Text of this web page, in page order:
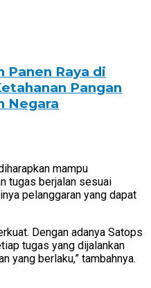
Panen Raya di
Pangan
Negara
mampu
tugas berjalan sesuai
pelanggaran yang dapat
Dengan adanya Satops
tugas yang dijalankan
yang berlaku,” tambahnya.